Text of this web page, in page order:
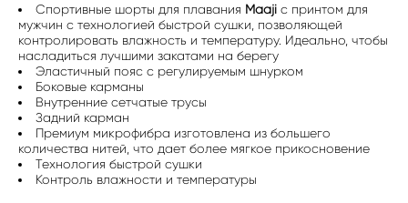
Спортивные шорты для плавания Maaji с принтом для
мужчин с технологией быстрой сушки, позволяющей
контролировать влажность и температуру. Идеально, чтобы
насладиться лучшими закатами на берегу
Эластичный пояс с регулируемым шнурком
Боковые карманы
Внутренние сетчатые трусы
Задний карман
Премиум микрофибра изготовлена из большего
количества нитей, что дает более мягкое прикосновение
Технология быстрой сушки
Контроль влажности и температуры